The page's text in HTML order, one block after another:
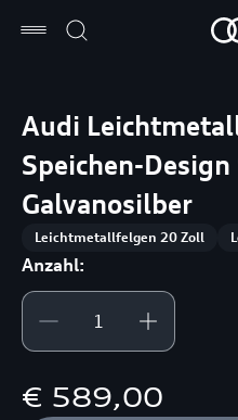
Audi
Speichen-
Galvanosilber
Leichtmetallfelgen 20 Zoll
Anzahl:
€ 589,00